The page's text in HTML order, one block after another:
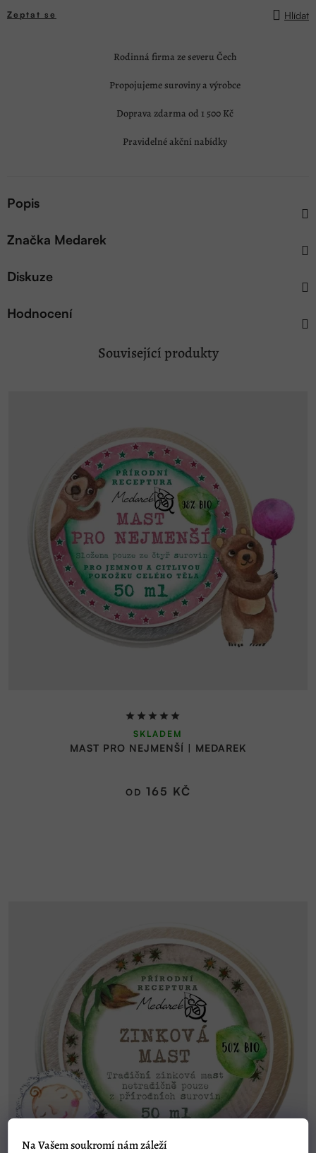
Na Vašem soukromí nám záleží
Zeptat se Hlídat
Rodinná firma ze severu Čech
Propojujeme suroviny a výrobce
Doprava zdarma od 1 500 Kč
Pravidelné akční nabídky
Popis
Značka Medarek
Diskuze
Hodnocení
Související produkty
MAST PRO NEJMENŠÍ | MEDAREK
Průměrné
hodnocení
produktu
SKLADEM
OD 165 KČ